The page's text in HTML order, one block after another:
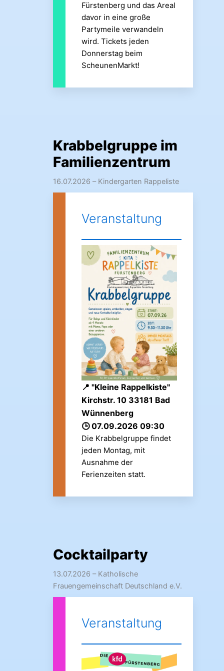
Fürstenberg und das Areal
davor in eine große
Partymeile verwandeln
wird. Tickets jeden
Donnerstag beim
ScheunenMarkt!
Krabbelgruppe im
Familienzentrum
16.07.2026 – Kindergarten Rappeliste
Veranstaltung
"Kleine Rappelkiste"
Kirchstr. 10 33181 Bad
Wünnenberg
07.09.2026 09:30
Die Krabbelgruppe findet
jeden Montag, mit
Ausnahme der
Ferienzeiten statt.
Cocktailparty
13.07.2026 – Katholische
Frauengemeinschaft Deutschland e.V.
Veranstaltung